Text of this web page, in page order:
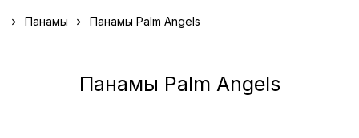
Панамы Панамы Palm Angels
Панамы Palm Angels